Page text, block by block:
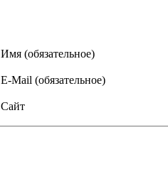
Имя (обязательное)
E-Mail (обязательное)
Сайт